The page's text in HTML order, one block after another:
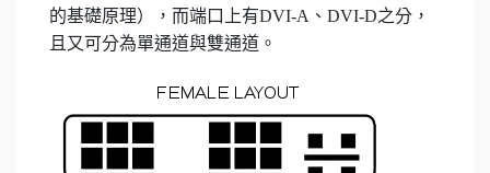
的基礎原理），而端口上有DVI-A、DVI-D之分，
且又可分為單通道與雙通道。